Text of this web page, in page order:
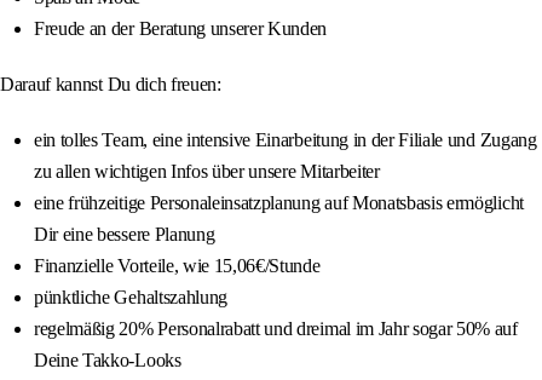
Freude an der Beratung unserer Kunden
Darauf kannst Du dich freuen:
ein tolles Team, eine intensive Einarbeitung in der Filiale und Zugang
zu allen wichtigen Infos über unsere Mitarbeiter
eine frühzeitige Personaleinsatzplanung auf Monatsbasis ermöglicht
Dir eine bessere Planung
Finanzielle Vorteile, wie 15,06€/Stunde
pünktliche Gehaltszahlung
regelmäßig 20% Personalrabatt und dreimal im Jahr sogar 50% auf
Deine Takko-Looks